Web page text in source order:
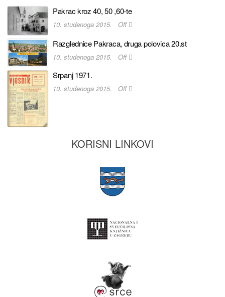
Pakrac kroz 40, 50 ,60-te
10. studenoga 2015. Off
Razglednice Pakraca, druga polovica 20.st
10. studenoga 2015. Off
Srpanj 1971.
10. studenoga 2015. Off
KORISNI LINKOVI